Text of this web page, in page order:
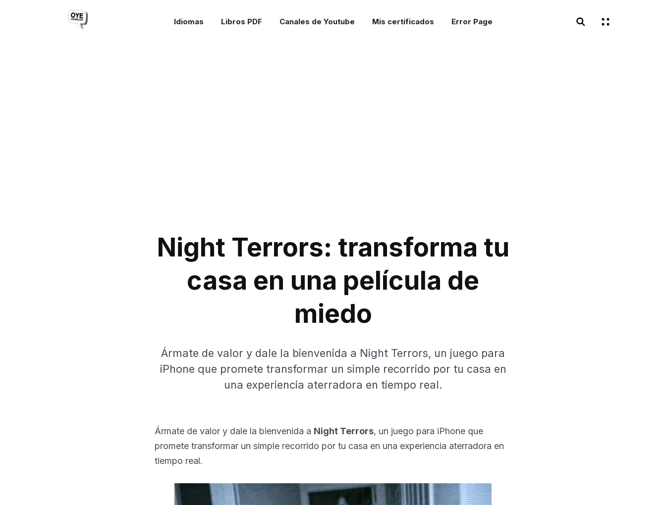
Idiomas Libros PDF Canales de Youtube Mis certificados Error Page
Night Terrors: transforma tu
casa en una película de
miedo
Ármate de valor y dale la bienvenida a Night Terrors, un juego para
iPhone que promete transformar un simple recorrido por tu casa en
una experiencia aterradora en tiempo real.
Ármate de valor y dale la bienvenida a Night Terrors, un juego para iPhone que
promete transformar un simple recorrido por tu casa en una experiencia aterradora en
tiempo real.